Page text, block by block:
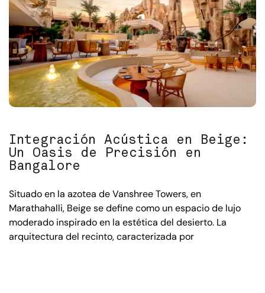
Integración Acústica en Beige:
Un Oasis de Precisión en
Bangalore
Situado en la azotea de Vanshree Towers, en
Marathahalli, Beige se define como un espacio de lujo
moderado inspirado en la estética del desierto. La
arquitectura del recinto, caracterizada por